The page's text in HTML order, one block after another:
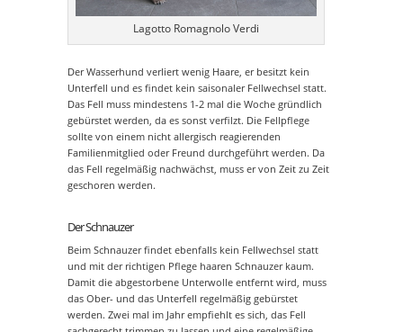
Lagotto Romagnolo Verdi
Der Wasserhund verliert wenig Haare, er besitzt kein
Unterfell und es findet kein saisonaler Fellwechsel statt.
Das Fell muss mindestens 1-2 mal die Woche gründlich
gebürstet werden, da es sonst verfilzt. Die Fellpflege
sollte von einem nicht allergisch reagierenden
Familienmitglied oder Freund durchgeführt werden. Da
das Fell regelmäßig nachwächst, muss er von Zeit zu Zeit
geschoren werden.
Der Schnauzer
Beim Schnauzer findet ebenfalls kein Fellwechsel statt
und mit der richtigen Pflege haaren Schnauzer kaum.
Damit die abgestorbene Unterwolle entfernt wird, muss
das Ober- und das Unterfell regelmäßig gebürstet
werden. Zwei mal im Jahr empfiehlt es sich, das Fell